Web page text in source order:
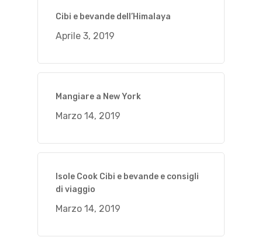
Cibi e bevande dell’Himalaya
Aprile 3, 2019
Mangiare a New York
Marzo 14, 2019
Isole Cook Cibi e bevande e consigli
di viaggio
Marzo 14, 2019